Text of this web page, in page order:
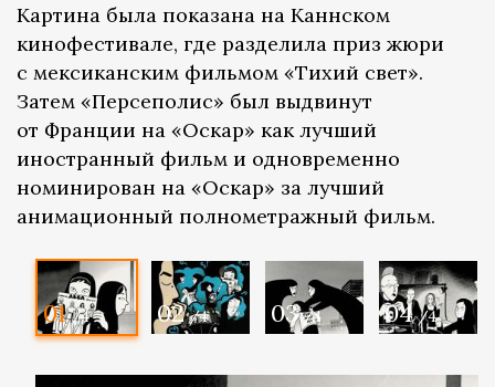
Картина была показана на Каннском
кинофестивале, где разделила приз жюри
с мексиканским фильмом «Тихий свет».
Затем «Персеполис» был выдвинут
от Франции на «Оскар» как лучший
иностранный фильм и одновременно
номинирован на «Оскар» за лучший
анимационный полнометражный фильм.
01 /4 02 /4 03 /4 04 /4